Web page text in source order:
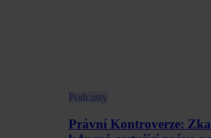
Podcasty
Právní Kontroverze: